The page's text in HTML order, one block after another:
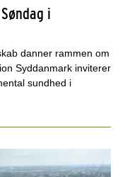
i
danner rammen om
Syddanmark inviterer
sundhed i